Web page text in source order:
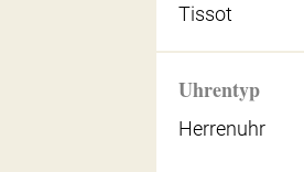
Tissot
Uhrentyp
Herrenuhr